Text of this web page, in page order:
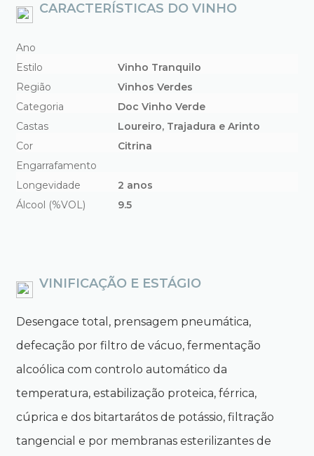
CARACTERÍSTICAS DO VINHO
Ano
Estilo
Vinho Tranquilo
Região
Vinhos Verdes
Categoria
Doc Vinho Verde
Castas
Loureiro, Trajadura e Arinto
Cor
Citrina
Engarrafamento
Longevidade
2 anos
Álcool (%VOL)
9.5
VINIFICAÇÃO E ESTÁGIO
Desengace total, prensagem pneumática,
defecação por filtro de vácuo, fermentação
alcoólica com controlo automático da
temperatura, estabilização proteica, férrica,
cúprica e dos bitartarátos de potássio, filtração
tangencial e por membranas esterilizantes de